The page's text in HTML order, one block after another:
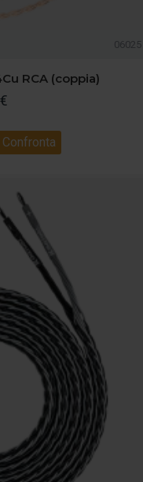
06025
RCA (coppia)
Confronta